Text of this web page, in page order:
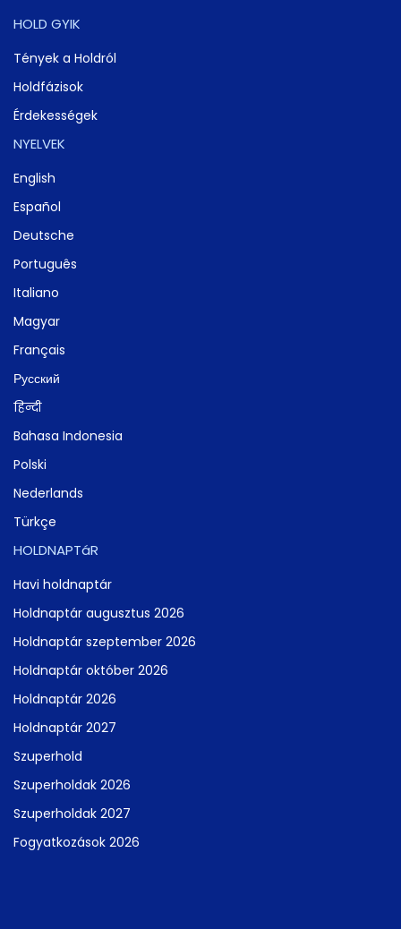
HOLD GYIK
Tények a Holdról
Holdfázisok
Érdekességek
NYELVEK
English
Español
Deutsche
Português
Italiano
Magyar
Français
Русский
हिन्दी
Bahasa Indonesia
Polski
Nederlands
Türkçe
HOLDNAPTáR
Havi holdnaptár
Holdnaptár augusztus 2026
Holdnaptár szeptember 2026
Holdnaptár október 2026
Holdnaptár 2026
Holdnaptár 2027
Szuperhold
Szuperholdak 2026
Szuperholdak 2027
Fogyatkozások 2026